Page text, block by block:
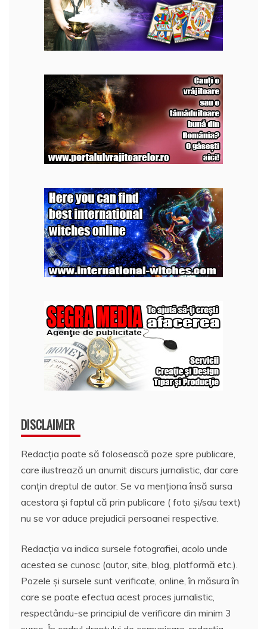
DISCLAIMER
Redacția poate să folosească poze spre publicare,
care ilustrează un anumit discurs jurnalistic, dar care
conțin dreptul de autor. Se va menționa însă sursa
acestora și faptul că prin publicare ( foto și/sau text)
nu se vor aduce prejudicii persoanei respective.
Redacția va indica sursele fotografiei, acolo unde
acestea se cunosc (autor, site, blog, platformă etc.).
Pozele și sursele sunt verificate, online, în măsura în
care se poate efectua acest proces jurnalistic,
respectându-se principiul de verificare din minim 3